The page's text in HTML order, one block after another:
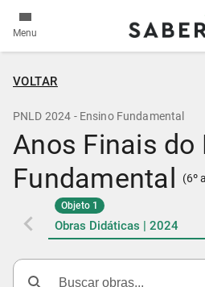
Menu
VOLTAR
PNLD 2024 - Ensino Fundamental
Anos Finais do
Fundamental
(6º
Objeto 1
Obras Didáticas | 2024
Buscar obras